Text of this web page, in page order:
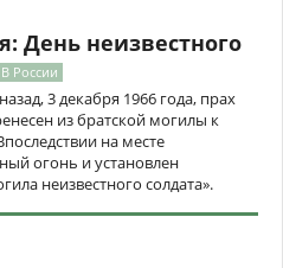
День неизвестного
В России
3 декабря 1966 года, прах
из братской могилы к
на месте
огонь и установлен
неизвестного солдата».